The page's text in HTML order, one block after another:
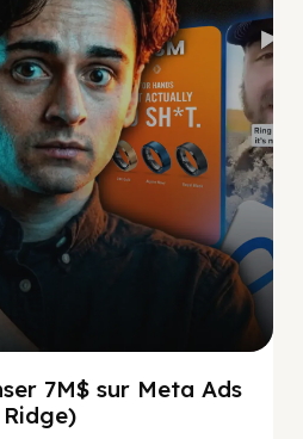
Social Scaling
7M$ sur Meta Ads